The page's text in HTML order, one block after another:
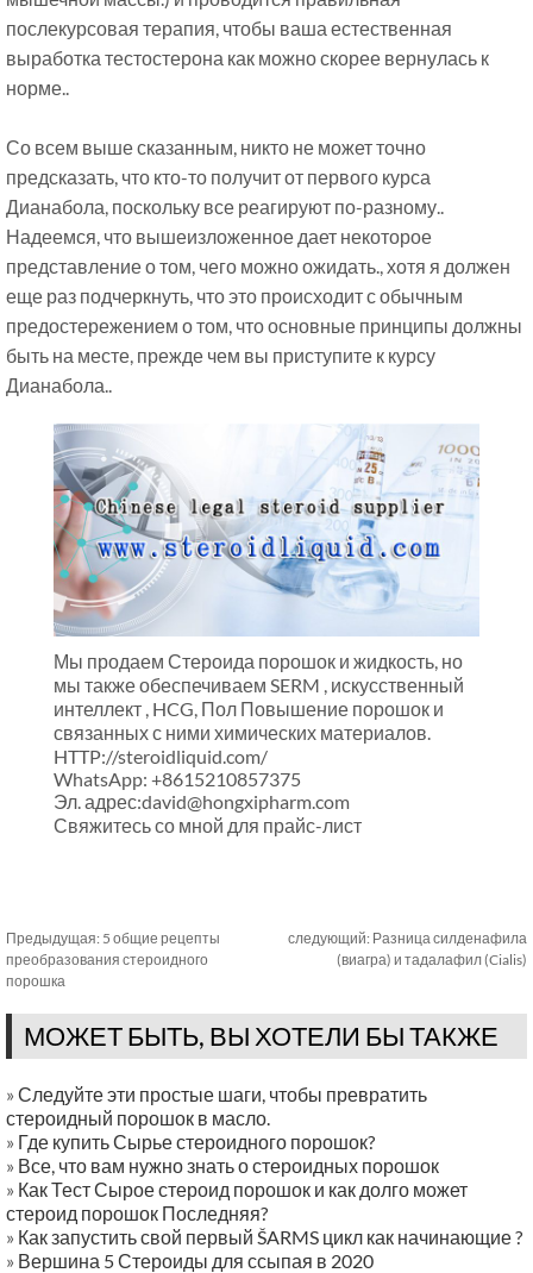
послекурсовая терапия, чтобы ваша естественная
выработка тестостерона как можно скорее вернулась к
норме..
Со всем выше сказанным, никто не может точно
предсказать, что кто-то получит от первого курса
Дианабола, поскольку все реагируют по-разному..
Надеемся, что вышеизложенное дает некоторое
представление о том, чего можно ожидать., хотя я должен
еще раз подчеркнуть, что это происходит с обычным
предостережением о том, что основные принципы должны
быть на месте, прежде чем вы приступите к курсу
Дианабола..
Мы продаем Стероида порошок и жидкость, но
мы также обеспечиваем SERM , искусственный
интеллект , HCG, Пол Повышение порошок и
связанных с ними химических материалов.
HTTP://steroidliquid.com/
WhatsApp: +8615210857375
Эл. адрес:david@hongxipharm.com
Свяжитесь со мной для прайс-лист
Предыдущая: 5 общие рецепты
преобразования стероидного
порошка
следующий: Разница силденафила
(виагра) и тадалафил (Cialis)
МОЖЕТ БЫТЬ, ВЫ ХОТЕЛИ БЫ ТАКЖЕ
» Следуйте эти простые шаги, чтобы превратить
стероидный порошок в масло.
» Где купить Сырье стероидного порошок?
» Все, что вам нужно знать о стероидных порошок
» Как Тест Сырое стероид порошок и как долго может
стероид порошок Последняя?
» Как запустить свой первый ŠARMS цикл как начинающие ?
» Вершина 5 Стероиды для ссыпая в 2020